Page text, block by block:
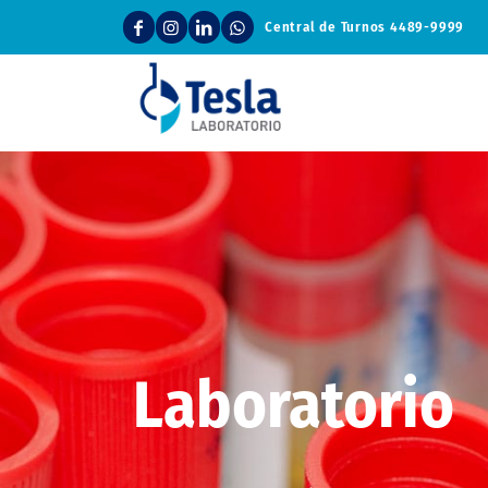
Central de Turnos4489-9999
Laboratorio